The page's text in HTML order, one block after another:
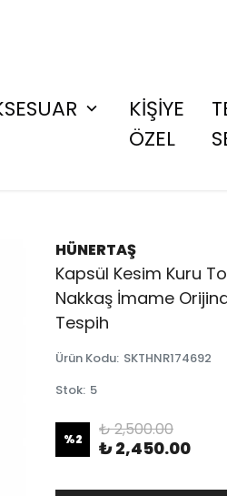
KİŞİYE
ÖZEL
HÜNERTAŞ
Kapsül Kesim Kuru
Nakkaş İmame
Tespih
Ürün Kodu: SKTHNR174692
Stok: 5
%2 ₺ 2,500.00
₺ 2,450.00